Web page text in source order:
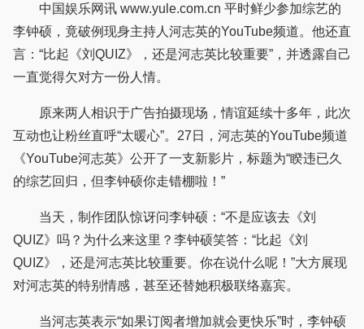
中国娱乐网讯 www.yule.com.cn 平时鲜少参加综艺的
李钟硕，竟破例现身主持人河志英的YouTube频道。他还直
言：“比起《刘QUIZ》，还是河志英比较重要”，并透露自己
一直觉得欠对方一份人情。
原来两人相识于广告拍摄现场，情谊延续十多年，此次
互动也让粉丝直呼“太暖心”。27日，河志英的YouTube频道
《YouTube河志英》公开了一支新影片，标题为“睽违已久
的综艺回归，但李钟硕你走错棚啦！”
当天，制作团队惊讶问李钟硕：“不是应该去《刘
QUIZ》吗？为什么来这里？李钟硕笑答：“比起《刘
QUIZ》，还是河志英比较重要。你在说什么呢！”大方展现
对河志英的特别情感，甚至还替她积极联络嘉宾。
当河志英表示“如果订阅者增加就会更快乐”时，李钟硕